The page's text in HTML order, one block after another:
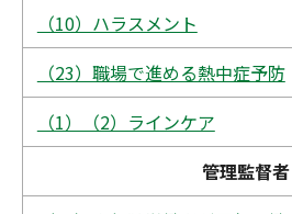
（10）ハラスメント
（23）職場で進める熱中症予防
（1）（2）ラインケア
管理監督者